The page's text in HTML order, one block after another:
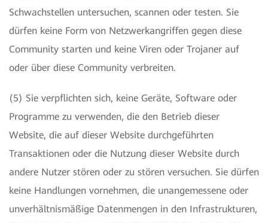
Schwachstellen untersuchen, scannen oder testen. Sie
dürfen keine Form von Netzwerkangriffen gegen diese
Community starten und keine Viren oder Trojaner auf
oder über diese Community verbreiten.
(5) Sie verpflichten sich, keine Geräte, Software oder
Programme zu verwenden, die den Betrieb dieser
Website, die auf dieser Website durchgeführten
Transaktionen oder die Nutzung dieser Website durch
andere Nutzer stören oder zu stören versuchen. Sie dürfen
keine Handlungen vornehmen, die unangemessene oder
unverhältnismäßige Datenmengen in den Infrastrukturen,